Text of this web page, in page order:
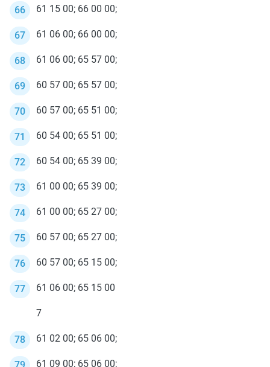
61 15 00; 66 00 00;
61 06 00; 66 00 00;
61 06 00; 65 57 00;
60 57 00; 65 57 00;
60 57 00; 65 51 00;
60 54 00; 65 51 00;
60 54 00; 65 39 00;
61 00 00; 65 39 00;
61 00 00; 65 27 00;
60 57 00; 65 27 00;
60 57 00; 65 15 00;
61 06 00; 65 15 00
7
61 02 00; 65 06 00;
61 09 00; 65 06 00;